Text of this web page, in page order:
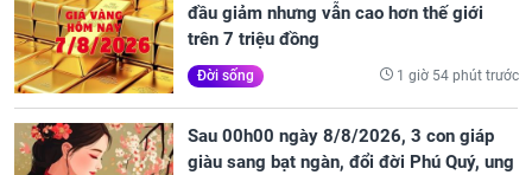
đầu giảm nhưng vẫn cao hơn thế giới
trên 7 triệu đồng
Đời sống 1 giờ 54 phút trước
Sau 00h00 ngày 8/8/2026, 3 con giáp
giàu sang bạt ngàn, đổi đời Phú Quý, ung